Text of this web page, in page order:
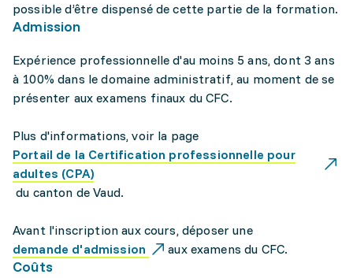
possible d’être dispensé de cette partie de la formation.
Admission
Expérience professionnelle d'au moins 5 ans, dont 3 ans
à 100% dans le domaine administratif, au moment de se
présenter aux examens finaux du CFC.
Plus d'informations, voir la page
Portail de la Certification professionnelle pour
adultes (CPA)
du canton de Vaud.
Avant l'inscription aux cours, déposer une
demande d'admission
aux examens du CFC.
Coûts